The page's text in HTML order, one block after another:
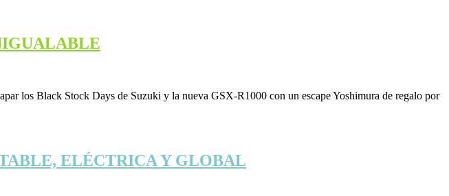
los Black Stock Days de Suzuki y la nueva GSX-R1000 con un escape Yoshimura de regalo por
ELÉCTRICA Y GLOBAL